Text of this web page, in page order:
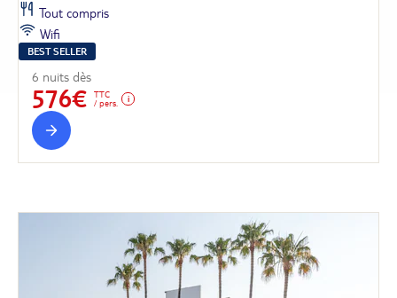
Tout compris
Wifi
BEST SELLER
6 nuits dès
576€
TTC
/ pers.